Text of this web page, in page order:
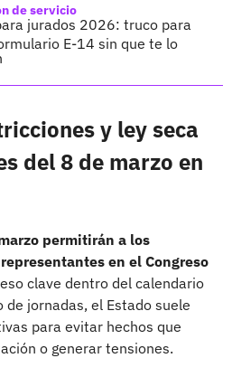
de servicio
jurados 2026: truco para
E-14 sin que te lo
y ley seca
del 8 de marzo en
permitirán a los
en el Congreso
clave dentro del calendario
jornadas, el Estado suele
para evitar hechos que
o generar tensiones.